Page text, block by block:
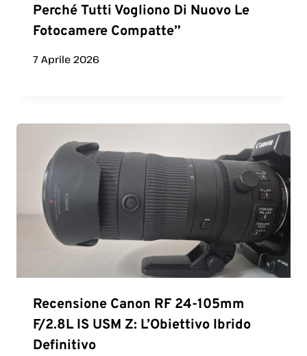
Perché Tutti Vogliono Di Nuovo Le
Fotocamere Compatte”
7 Aprile 2026
Recensione Canon RF 24-105mm
F/2.8L IS USM Z: L’Obiettivo Ibrido
Definitivo